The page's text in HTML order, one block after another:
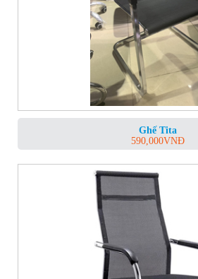
Ghế Tita
590,000VNĐ